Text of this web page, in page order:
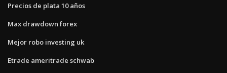
Precios de plata 10 años
Max drawdown forex
Mejor robo investing uk
Etrade ameritrade schwab